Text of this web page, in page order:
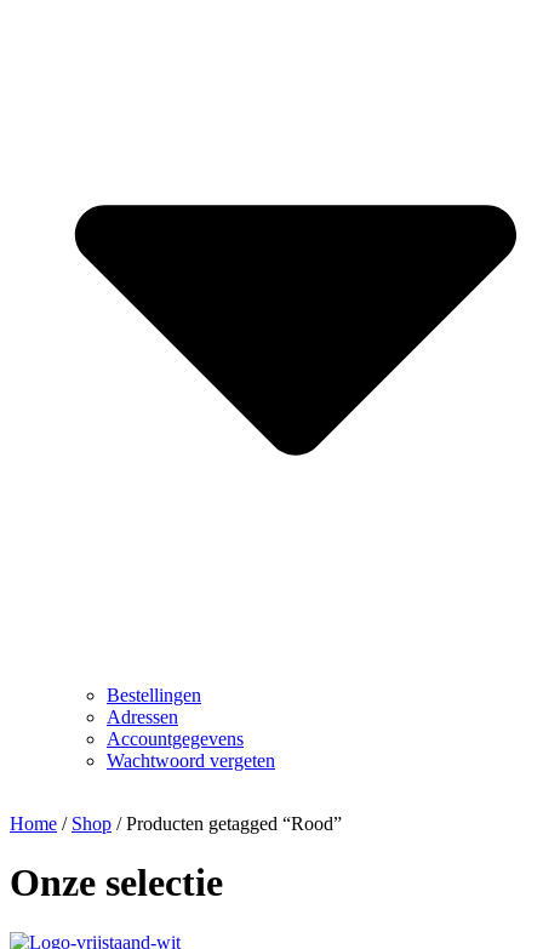
Bestellingen
Adressen
Accountgegevens
Wachtwoord vergeten
Home / Shop / Producten getagged “Rood”
Onze selectie